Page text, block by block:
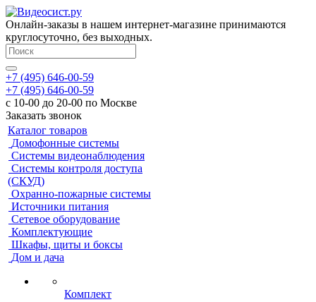
Онлайн-заказы в нашем интернет-магазине принимаются
круглосуточно, без выходных.
+7 (495) 646-00-59
+7 (495) 646-00-59
с 10-00 до 20-00 по Москве
Заказать звонок
Каталог товаров
Домофонные системы
Системы видеонаблюдения
Системы контроля доступа
(СКУД)
Охранно-пожарные системы
Источники питания
Сетевое оборудование
Комплектующие
Шкафы, щиты и боксы
Дом и дача
Комплект